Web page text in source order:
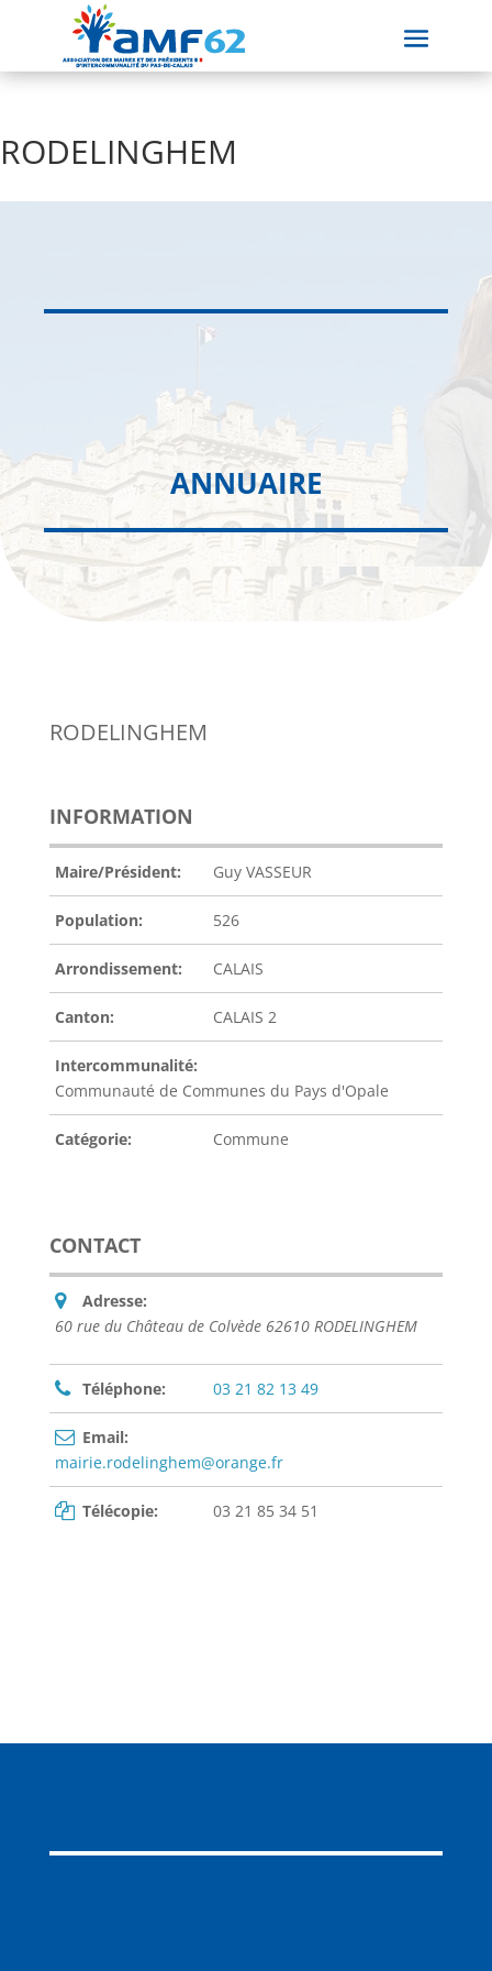
RODELINGHEM
ANNUAIRE
RODELINGHEM
INFORMATION
Maire/Président: Guy VASSEUR
Population: 526
Arrondissement: CALAIS
Canton: CALAIS 2
Intercommunalité:
Communauté de Communes du Pays d'Opale
Catégorie: Commune
CONTACT
Adresse:
60 rue du Château de Colvède 62610 RODELINGHEM
Téléphone: 03 21 82 13 49
Email:
mairie.rodelinghem@orange.fr
Télécopie: 03 21 85 34 51